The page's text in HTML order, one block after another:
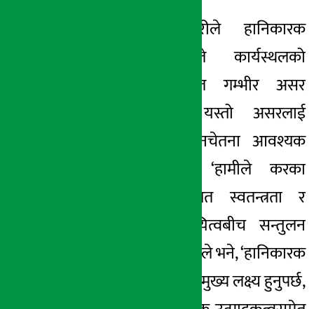
उपाध्यक्ष अधिकारीले हानिकारक
वस्तुको उपभोगले कार्यस्थलको
उत्पादकत्वमा समेत गम्भीर असर
पारिरहेको भन्दै यस्तो असरलाई
न्यूनीकरण गर्न जनचेतना आवश्यक
रहेको बताए । ‘हामीले करका
माध्यमबाट व्यक्तिगत स्वतन्त्रता र
उत्तरदायित्वबीचसन्तुलन
कायम गर्नुपर्छ ।’, उनले भने, ‘हानिकारक
उपभोग घटाउने हाम्रो मुख्य लक्ष्य हुनुपर्छ,